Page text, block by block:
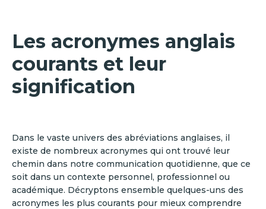
Les acronymes anglais
courants et leur
signification
Dans le vaste univers des abréviations anglaises, il
existe de nombreux acronymes qui ont trouvé leur
chemin dans notre communication quotidienne, que ce
soit dans un contexte personnel, professionnel ou
académique. Décryptons ensemble quelques-uns des
acronymes les plus courants pour mieux comprendre